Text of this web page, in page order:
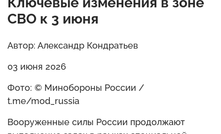
СВО к 3 июня
Автор: Александр Кондратьев
03 июня 2026
Фото: © Минобороны России /
t.me/mod_russia
Вооруженные силы России продолжают